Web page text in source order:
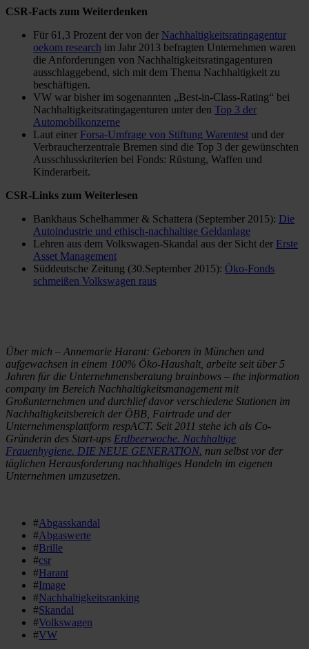
CSR-Facts zum Weiterdenken
Für 61,3 Prozent der von der Nachhaltigkeitsratingagentur
oekom research im Jahr 2013 befragten Unternehmen waren
die Anforderungen von Nachhaltigkeitsratingagenturen
ausschlaggebend, sich mit dem Thema Nachhaltigkeit zu
beschäftigen.
VW war bisher im sogenannten „Best-in-Class-Rating“ bei
Nachhaltigkeitsratingagenturen unter den Top 3 der
Automobilkonzerne
Laut einer Forsa-Umfrage von Stiftung Warentest und der
Verbraucherzentrale Bremen sind die Top 3 der gewünschten
Ausschlusskriterien bei Fonds: Rüstung, Waffen und
Kinderarbeit.
CSR-Links zum Weiterlesen
Bankhaus Schelhammer & Schattera (September 2015): Die
Autoindustrie und ethisch-nachhaltige Geldanlage
Lehren aus dem Volkswagen-Skandal aus der Sicht der Erste
Asset Management
Süddeutsche Zeitung (30.September 2015): Öko-Fonds
schmeißen Volkswagen raus
Über mich – Annemarie Harant: Geboren in München und
aufgewachsen in einem 100% Öko-Haushalt, arbeite seit über 5
Jahren für die Unternehmensberatung brainbows – the information
company im Bereich Nachhaltigkeitsmanagement mit
Großunternehmen und durchlief davor verschiedene Stationen im
Nachhaltigkeitsbereich der ÖBB, Fairtrade und der
Unternehmensplattform respACT. Seit 2011 stehe ich als Co-
Gründerin des Start-ups Erdbeerwoche. Nachhaltige
Frauenhygiene. DIE NEUE GENERATION. nun selbst vor der
täglichen Herausforderung nachhaltiges Handeln im eigenen
Unternehmen umzusetzen.
#Abgasskandal
#Abgaswerte
#Brille
#csr
#Harant
#Image
#Nachhaltigkeitsranking
#Skandal
#Volkswagen
#VW